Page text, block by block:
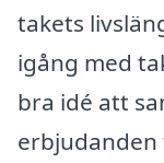
takets
igång med
bra idé att
erbjudanden